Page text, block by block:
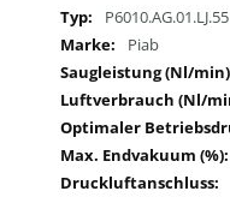
Mehr
Informationen
P6010.AG.01.LJ.55
Piab